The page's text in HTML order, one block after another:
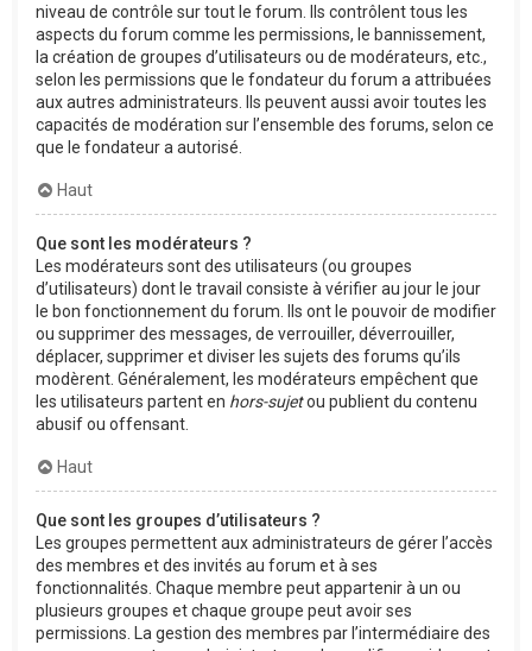
niveau de contrôle sur tout le forum. Ils contrôlent tous les
aspects du forum comme les permissions, le bannissement,
la création de groupes d’utilisateurs ou de modérateurs, etc.,
selon les permissions que le fondateur du forum a attribuées
aux autres administrateurs. Ils peuvent aussi avoir toutes les
capacités de modération sur l’ensemble des forums, selon ce
que le fondateur a autorisé.
Haut
Que sont les modérateurs ?
Les modérateurs sont des utilisateurs (ou groupes
d’utilisateurs) dont le travail consiste à vérifier au jour le jour
le bon fonctionnement du forum. Ils ont le pouvoir de modifier
ou supprimer des messages, de verrouiller, déverrouiller,
déplacer, supprimer et diviser les sujets des forums qu’ils
modèrent. Généralement, les modérateurs empêchent que
les utilisateurs partent en hors-sujetou publient du contenu
abusif ou offensant.
Haut
Que sont les groupes d’utilisateurs ?
Les groupes permettent aux administrateurs de gérer l’accès
des membres et des invités au forum et à ses
fonctionnalités. Chaque membre peut appartenir à un ou
plusieurs groupes et chaque groupe peut avoir ses
permissions. La gestion des membres par l’intermédiaire des